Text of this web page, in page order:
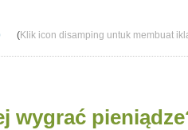
(Klik icon disamping untuk membuat
wygrać